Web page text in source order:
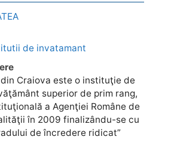
de invatamant
Craiova este o instituţie de
superior de prim rang,
a Agenţiei Române de
în 2009 finalizându-se cu
de încredere ridicat”